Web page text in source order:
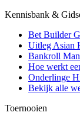
Kennisbank &
Bet Builder
Uitleg Asian
Bankroll
Hoe werkt
Onderlinge
Bekijk alle
Toernooien